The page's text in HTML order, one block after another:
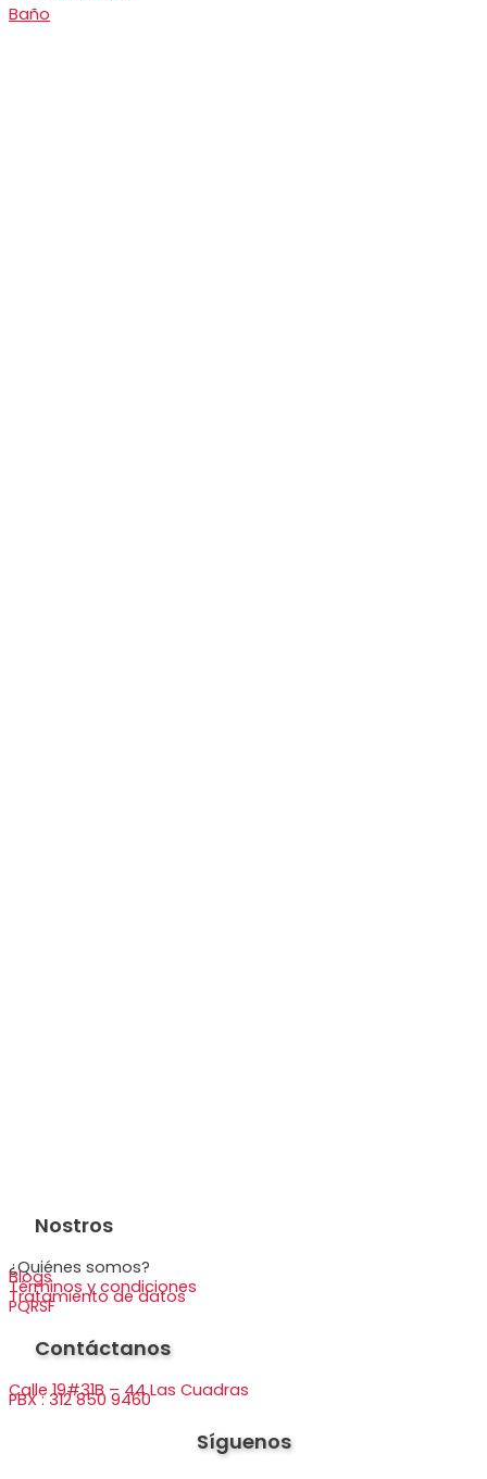
Baño
Nostros
¿Quiénes somos?
Blogs
Términos y condiciones
Tratamiento de datos
PQRSF
Contáctanos
Calle 19#31B – 44 Las Cuadras
PBX : 312 850 9460
Síguenos